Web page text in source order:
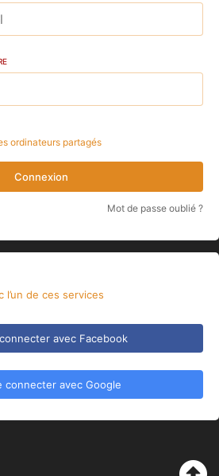
ordinateurs partagés
Connexion
Mot de passe oublié ?
de ces services
avec Facebook
connecter avec Google